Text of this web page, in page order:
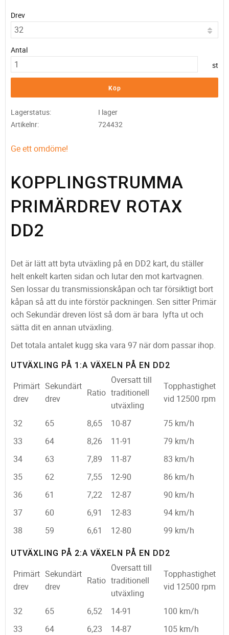
Drev
Antal
st
Köp
Lagerstatus
I lager
Artikelnr
724432
Ge ett omdöme!
KOPPLINGSTRUMMA
PRIMÄRDREV ROTAX
DD2
Det är lätt att byta utväxling på en DD2 kart, du ställer
helt enkelt karten sidan och lutar den mot kartvagnen.
Sen lossar du transmissionskåpan och tar försiktigt bort
kåpan så att du inte förstör packningen. Sen sitter Primär
och Sekundär dreven löst så dom är bara lyfta ut och
sätta dit en annan utväxling.
Det totala antalet kugg ska vara 97 när dom passar ihop.
UTVÄXLING PÅ 1:A VÄXELN PÅ EN DD2
Primärt
drev
Sekundärt
drev
Ratio
Översatt till
traditionell
utväxling
Topphastighet
vid 12500 rpm
32 65 8,65 10-87
75 km/h
33
64 8,26 11-91
79 km/h
34
63 7,89 11-87
83 km/h
35
62 7,55 12-90
86 km/h
36
61 7,22 12-87
90 km/h
37
60 6,91 12-83
94 km/h
38
59 6,61 12-80 99 km/h
UTVÄXLING PÅ 2:A VÄXELN PÅ EN DD2
Primärt
drev
Sekundärt
drev
Ratio
Översatt till
traditionell
utväxling
Topphastighet
vid 12500 rpm
32 65 6,52 14-91
100 km/h
33
64 6,23 14-87
105 km/h